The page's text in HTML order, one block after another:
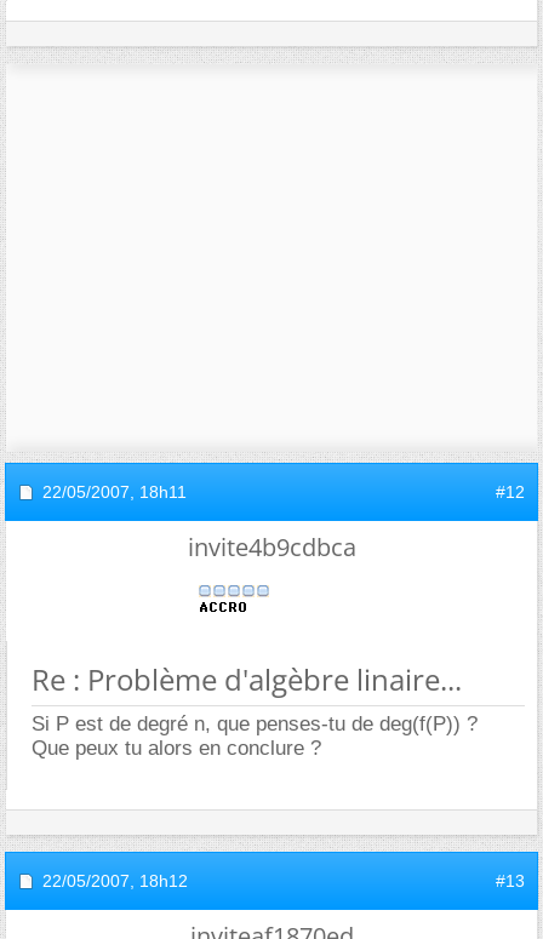
22/05/2007, 18h11 #12
invite4b9cdbca
Re : Problème d'algèbre linaire...
Si P est de degré n, que penses-tu de deg(f(P)) ?
Que peux tu alors en conclure ?
22/05/2007, 18h12 #13